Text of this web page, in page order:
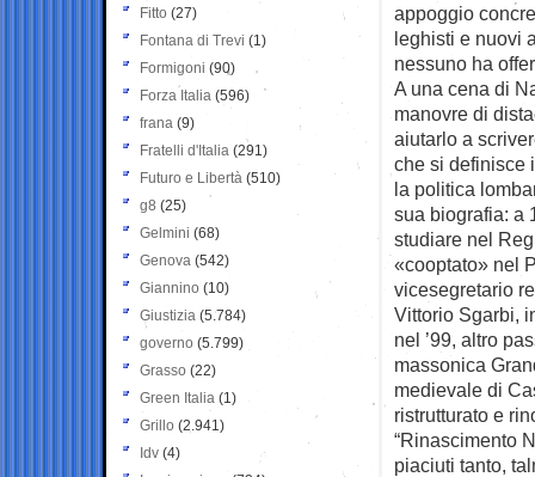
appoggio
leghisti e nuovi
nessuno ha
A una cena di
manovre di
aiutarlo a
che si definisce
la politica
sua biografia: a
studiare nel
«cooptato» nel
vicesegretario
Vittorio Sgarbi,
nel ’99, altro
massonica
medievale di
ristrutturato e
“Rinascimento
piaciuti tanto,
Fitto (27)
Fontana di Trevi (1)
Formigoni (90)
Forza Italia (596)
frana (9)
Fratelli d'Italia (291)
Futuro e Libertà (510)
g8 (25)
Gelmini (68)
Genova (542)
Giannino (10)
Giustizia (5.784)
governo (5.799)
Grasso (22)
Green Italia (1)
Grillo (2.941)
Idv (4)